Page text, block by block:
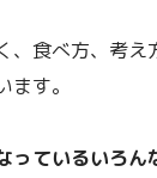
、食べ方、考え
す。
っているいろん